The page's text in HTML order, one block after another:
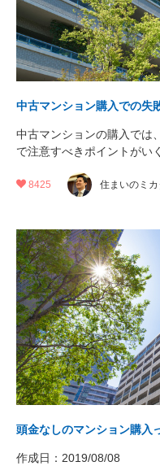
中古マンション購入での失
中古マンションの購入では
で注意すべきポイントがい
8425 住まいのミ
頭金なしのマンション購入
作成日：2019/08/08